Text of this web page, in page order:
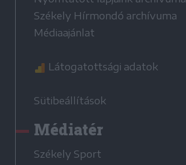
Székely Hírmondó archívuma
Médiaajánlat
Látogatottsági adatok
Sütibeállítások
Médiatér
Székely Sport